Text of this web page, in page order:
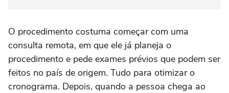
O procedimento costuma começar com uma
consulta remota, em que ele já planeja o
procedimento e pede exames prévios que podem ser
feitos no país de origem. Tudo para otimizar o
cronograma. Depois, quando a pessoa chega ao